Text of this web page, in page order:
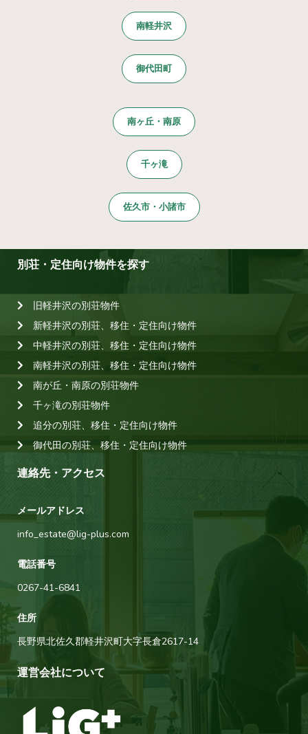
南軽井沢
御代田町
南ヶ丘・南原
千ヶ滝
佐久市・小諸市
別荘・定住向け物件を探す
旧軽井沢の別荘物件
新軽井沢の別荘、移住・定住向け物件
中軽井沢の別荘、移住・定住向け物件
南軽井沢の別荘、移住・定住向け物件
南が丘・南原の別荘物件
千ヶ滝の別荘物件
追分の別荘、移住・定住向け物件
御代田の別荘、移住・定住向け物件
連絡先・アクセス
メールアドレス
info_estate@lig-plus.com
電話番号
0267-41-6841
住所
長野県北佐久郡軽井沢町大字長倉2617-14
運営会社について